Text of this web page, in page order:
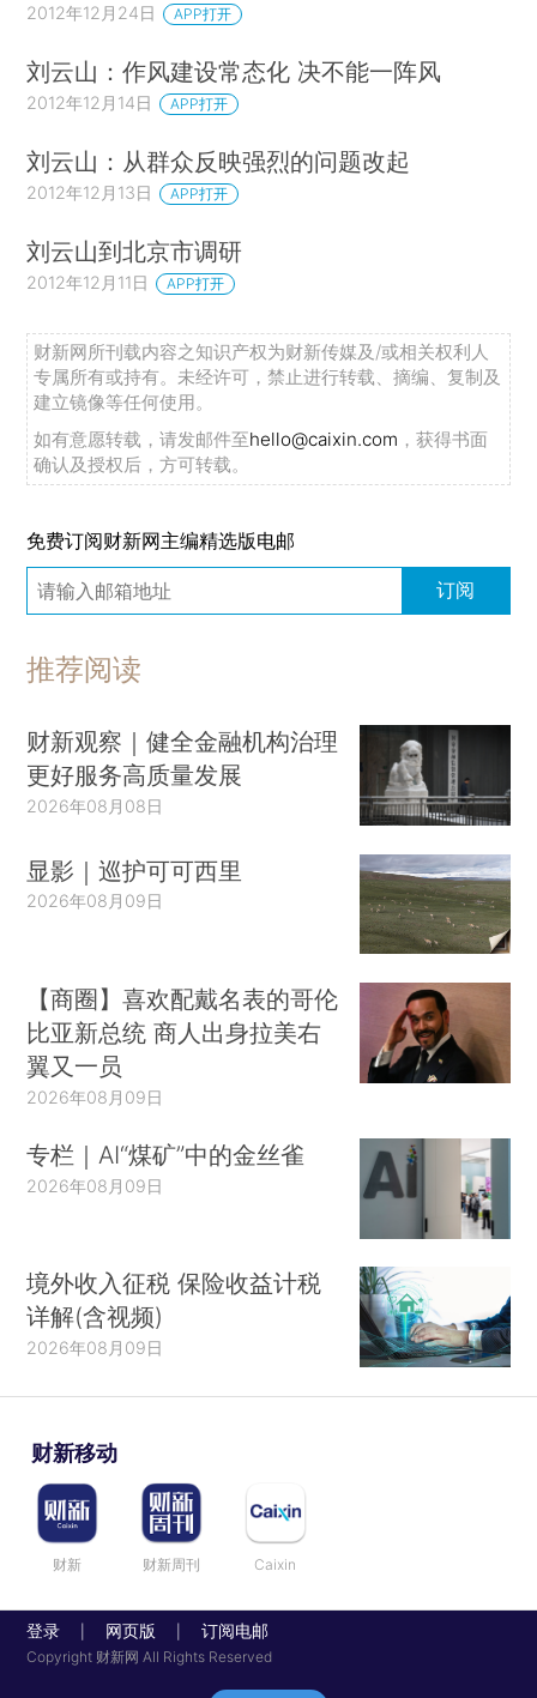
2012年12月24日 APP打开
刘云山：作风建设常态化 决不能一阵风
2012年12月14日 APP打开
刘云山：从群众反映强烈的问题改起
2012年12月13日 APP打开
刘云山到北京市调研
2012年12月11日 APP打开
财新网所刊载内容之知识产权为财新传媒及/或相关权利人
专属所有或持有。未经许可，禁止进行转载、摘编、复制及
建立镜像等任何使用。
如有意愿转载，请发邮件至hello@caixin.com ，获得书面
确认及授权后，方可转载。
免费订阅财新网主编精选版电邮
订阅
推荐阅读
财新观察｜健全金融机构治理
更好服务高质量发展
2026年08月08日
显影｜巡护可可西里
2026年08月09日
【商圈】喜欢配戴名表的哥伦
比亚新总统 商人出身拉美右
翼又一员
2026年08月09日
专栏｜AI“煤矿”中的金丝雀
2026年08月09日
境外收入征税 保险收益计税
详解(含视频)
2026年08月09日
财新移动
财新 财新周刊 Caixin
登录 网页版 订阅电邮
Copyright 财新网 All Rights Reserved